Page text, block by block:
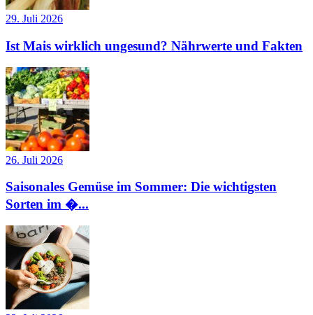
29. Juli 2026
Ist Mais wirklich ungesund? Nährwerte und Fakten
26. Juli 2026
Saisonales Gemüse im Sommer: Die wichtigsten
Sorten im �...